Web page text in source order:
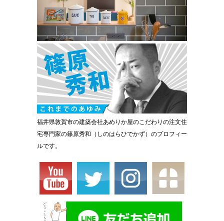
福井県敦賀市の建築会社あめりか屋のこだわりの注文住
宅専門家の篠原秀和（しのはらひでかず）のプロフィー
ルです。